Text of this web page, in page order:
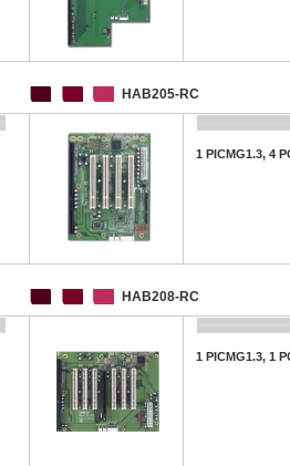
HAB205-RC
1 PICMG1.3, 4
HAB208-RC
1 PICMG1.3, 1